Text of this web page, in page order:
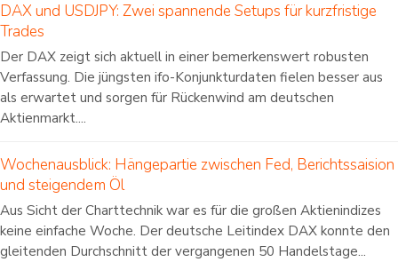
DAX und USDJPY: Zwei spannende Setups für kurzfristige
Trades
Der DAX zeigt sich aktuell in einer bemerkenswert robusten
Verfassung. Die jüngsten ifo-Konjunkturdaten fielen besser aus
als erwartet und sorgen für Rückenwind am deutschen
Aktienmarkt....
Wochenausblick: Hängepartie zwischen Fed, Berichtssaision
und steigendem Öl
Aus Sicht der Charttechnik war es für die großen Aktienindizes
keine einfache Woche. Der deutsche Leitindex DAX konnte den
gleitenden Durchschnitt der vergangenen 50 Handelstage...